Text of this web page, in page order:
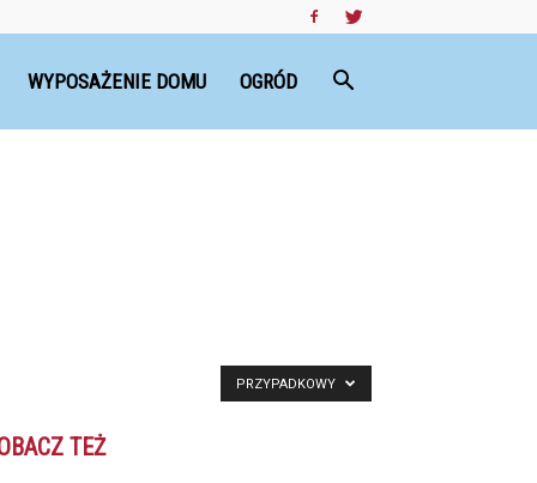
WYPOSAŻENIE DOMU OGRÓD
PRZYPADKOWY
TEŻ